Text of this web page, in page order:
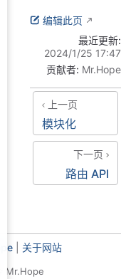
编辑此页
最近更新:
2024/1/25 17:47
贡献者: Mr.Hope
上一页
模块化
下一页
路由 API
| 关于网站
Mr.Hope